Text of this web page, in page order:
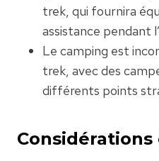
trek, qui fournira
assistance pendant
Le camping est
trek, avec des
différents points